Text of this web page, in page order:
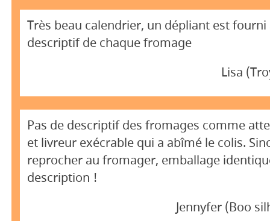
Très beau calendrier, un dépliant est fourni
descriptif de chaque fromage
Lisa
Pas de descriptif des fromages comme
et livreur exécrable qui a abîmé le colis.
reprocher au fromager, emballage
description !
Jennyfer (Boo